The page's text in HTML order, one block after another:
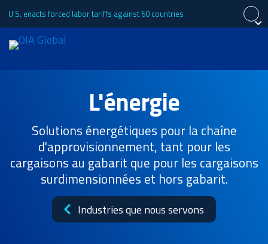
U.S. enacts forced labor tariffs against 60 countries
Español
中文 (简体)
Português (Brasil)
日本語 Tiếng Việt
L'énergie
Solutions énergétiques pour la chaîne
d'approvisionnement, tant pour les
cargaisons au gabarit que pour les cargaisons
surdimensionnées et hors gabarit.
Industries que nous servons
Demande de devis
Services
Les secteurs d'activité